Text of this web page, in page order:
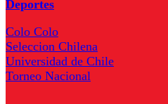
Deportes
Colo Colo
Seleccion Chilena
Universidad de Chile
Torneo Nacional